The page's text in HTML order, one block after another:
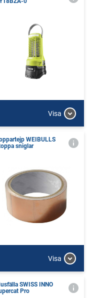
Visa
WEIBULLS
sniglar
Visa
SWISS INNO
Pro